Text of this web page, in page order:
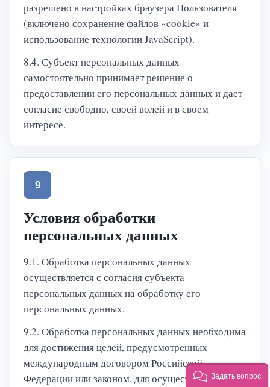
разрешено в настройках браузера Пользователя
(включено сохранение файлов «cookie» и
использование технологии JavaScript).
8.4. Субъект персональных данных
самостоятельно принимает решение о
предоставлении его персональных данных и дает
согласие свободно, своей волей и в своем
интересе.
9
Условия обработки
персональных данных
9.1. Обработка персональных данных
осуществляется с согласия субъекта
персональных данных на обработку его
персональных данных.
9.2. Обработка персональных данных необходима
для достижения целей, предусмотренных
международным договором Российской
Федерации или законом, для осуществленияЗадать вопрос